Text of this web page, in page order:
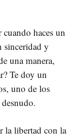
haces un
sinceridad y
una manera,
Te doy un
uno de los
la libertad con la